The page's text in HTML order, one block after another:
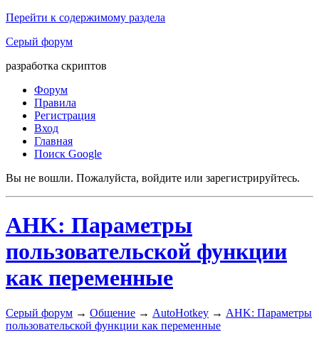
Перейти к содержимому раздела
Серый форум
разработка скриптов
Форум
Правила
Регистрация
Вход
Главная
Поиск Google
Вы не вошли. Пожалуйста, войдите или зарегистрируйтесь.
AHK: Параметры
пользовательской функции
как переменные
Серый форум → Общение → AutoHotkey → AHK: Параметры
пользовательской функции как переменные